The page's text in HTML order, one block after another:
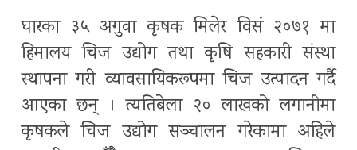
घारका ३५ अगुवा कृषक मिलेर विसं २०७१ मा
हिमालय चिज उद्योग तथा कृषि सहकारी संस्था
स्थापना गरी व्यावसायिकरूपमा चिज उत्पादन गर्दै
आएका छन् । त्यतिबेला २० लाखको लगानीमा
कृषकले चिज उद्योग सञ्चालन गरेकामा अहिले